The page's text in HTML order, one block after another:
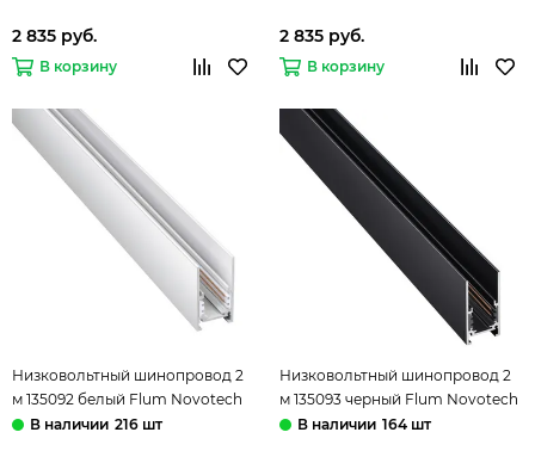
2 835 руб.
В корзину
2 835 руб.
В корзину
Низковольтный шинопровод 2
м 135092 белый Flum Novotech
216 шт
Низковольтный шинопровод 2
м 135093 черный Flum Novotech
164 шт